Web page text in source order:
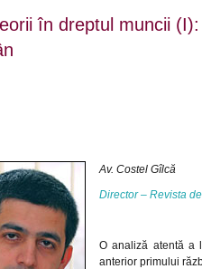
în dreptul muncii
Av. Costel Gîlcă
Director – Revista
O analiză atentă a
anterior primului